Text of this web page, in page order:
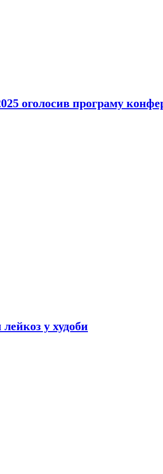
оголосив програму
у худоби